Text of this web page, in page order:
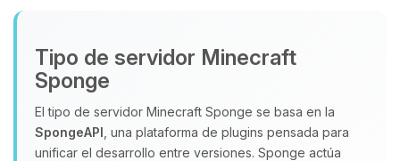
Tipo de servidor Minecraft
Sponge
El tipo de servidor Minecraft Sponge se basa en la
SpongeAPI , una plataforma de plugins pensada para
unificar el desarrollo entre versiones. Sponge actúa
Yupi, por fin alguien con quien